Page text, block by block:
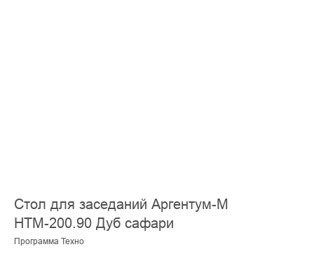
Стол для заседаний Аргентум-М
НТМ-200.90 Дуб сафари
Программа Техно